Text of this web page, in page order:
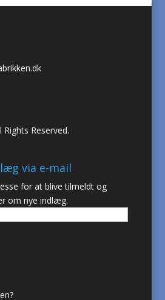
Reserved.
via e-mail
for at blive tilmeldt og
om nye indlæg.